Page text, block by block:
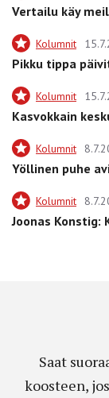
Vertailu käy
Kolumnit
Pikku tippa
Kolumnit
Kasvokkain
Kolumnit
Yöllinen puhe
Kolumnit
Joonas
Saat
koosteen,